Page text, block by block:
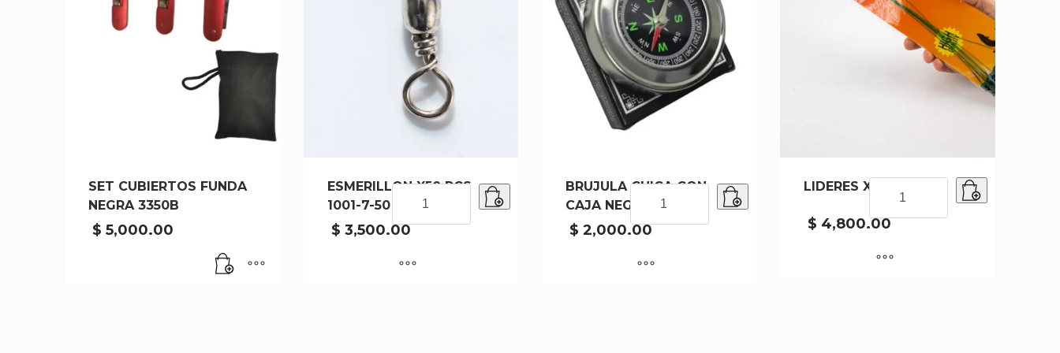
SET CUBIERTOS FUNDA
NEGRA 3350B
$ 5,000.00
ESMERILLON X50 PCS
1001-7-50
$ 3,500.00
ESMERILLON
PCS
7-
BRUJULA CHICA CON
CAJA NEGRA
$ 2,000.00
CHICA
CON
NEGRA
LIDERES X10 PCS
$ 4,800.00
LIDERES
PCS